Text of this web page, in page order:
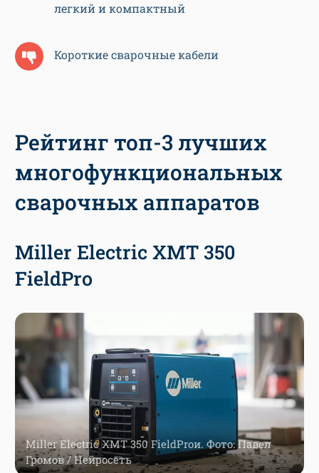
легкий и компактный
Короткие сварочные кабели
Рейтинг топ-3 лучших
многофункциональных
сварочных аппаратов
Miller Electric XMT 350
FieldPro
Miller Electric XMT 350 FieldProи. Фото: Павел
Громов / Нейросеть